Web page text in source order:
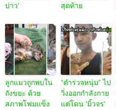
บ่าว’
สุดท้าย
ลูกแมวถูกพบใน
ถังขยะ ด้วย
สภาพโฟมแข็ง
“ตำรวจหนุ่ม” ไป
วิ่งออกกำลังกาย
แต่โดน ‘มิ้วจร’